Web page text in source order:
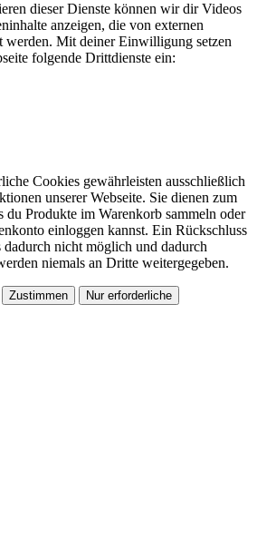
dieser Dienste können wir dir Videos
anzeigen, die von externen
werden. Mit deiner Einwilligung setzen
folgende Drittdienste ein:
Cookies gewährleisten ausschließlich
unserer Webseite. Sie dienen zum
du Produkte im Warenkorb sammeln oder
einloggen kannst. Ein Rückschluss
nicht möglich und dadurch
niemals an Dritte weitergegeben.
Zustimmen Nur erforderliche